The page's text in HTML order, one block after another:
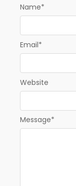
Message*
Name*
Email*
Website